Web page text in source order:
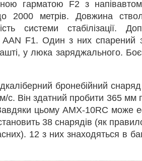
гарматою F2 з
2000 метрів. Довжина
системи стабілізації.
F1. Один з них спарений
у люка заряджального.
бронебійний
с. Він здатний пробити 365 мм
цьому AMX-10RС може
38 снарядів (як
12 з них знаходяться в